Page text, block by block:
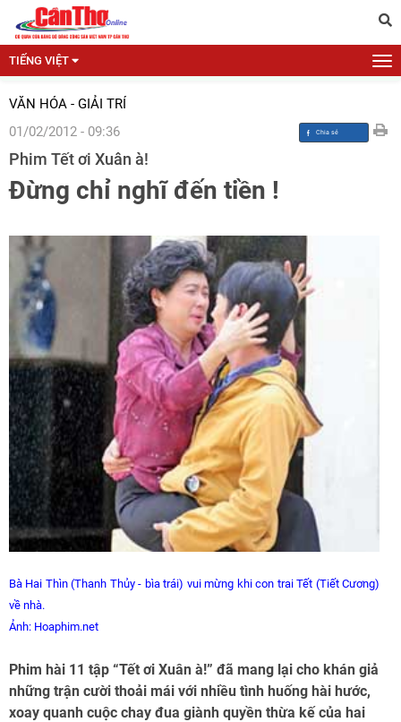
TIẾNG VIỆT
VĂN HÓA - GIẢI TRÍ
01/02/2012 - 09:36
Phim Tết ơi Xuân à!
Đừng chỉ nghĩ đến tiền !
Bà Hai Thìn (Thanh Thủy - bìa trái) vui mừng khi con trai Tết (Tiết Cương)
về nhà.
Ảnh: Hoaphim.net
Phim hài 11 tập “Tết ơi Xuân à!” đã mang lại cho khán giả
những trận cười thoải mái với nhiều tình huống hài hước,
xoay quanh cuộc chay đua giành quyền thừa kế của hai